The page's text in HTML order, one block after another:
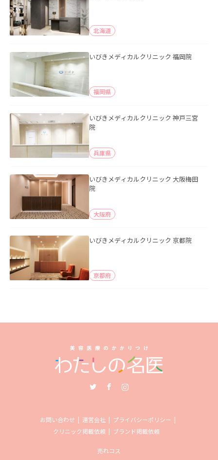
北海道
いびきメディカルクリニック 福岡院
福岡県
いびきメディカルクリニック 神戸三宮
院
兵庫県
いびきメディカルクリニック 大阪梅田
院
大阪府
いびきメディカルクリニック 京都院
京都府
お問い合わせ 運営会社
プライバシーポリシー
クリニック掲載依頼
ブランド掲載依頼
売れコス